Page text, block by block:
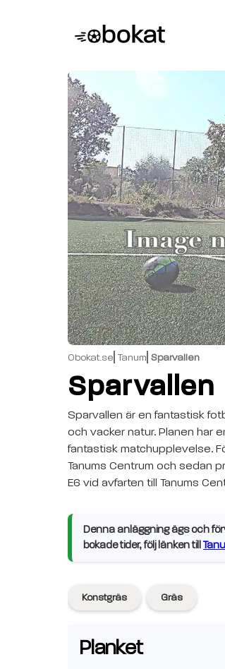
Obokat.se Tanum Sparvallen
Sparvallen
Sparvallen är en fantastisk
och vacker natur. Planen har
fantastisk matchupplevelse.
Tanums Centrum och sedan
E6 vid avfarten till Tanums
Denna anläggning ägs och
bokade tider, följ länken till
Konstgräs Gräs
Planket